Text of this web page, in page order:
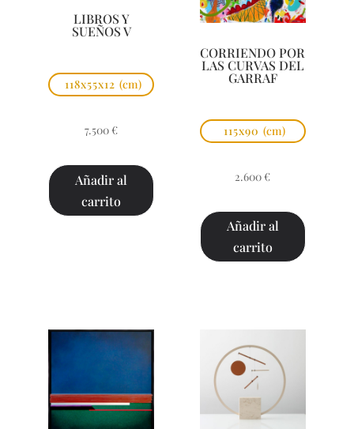
LIBROS Y
SUEÑOS V
118x55x12 (cm)
7.500 €
Añadir al
carrito
CORRIENDO POR
LAS CURVAS DEL
GARRAF
115x90 (cm)
2.600 €
Añadir al
carrito